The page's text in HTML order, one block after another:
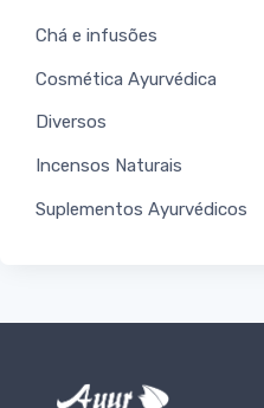
Chá e infusões
Cosmética Ayurvédica
Diversos
Incensos Naturais
Suplementos Ayurvédicos